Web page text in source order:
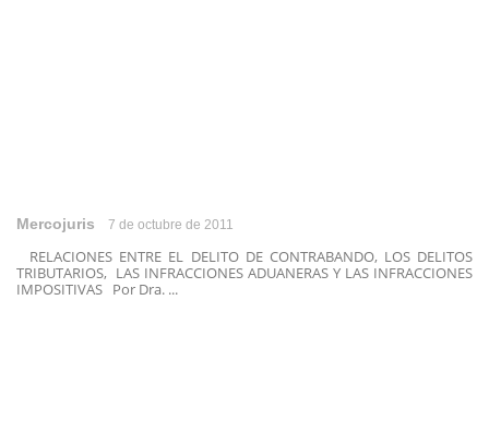
Mercojuris 7 de octubre de 2011
RELACIONES ENTRE EL DELITO DE CONTRABANDO, LOS DELITOS
TRIBUTARIOS, LAS INFRACCIONES ADUANERAS Y LAS INFRACCIONES
IMPOSITIVAS Por Dra. ...